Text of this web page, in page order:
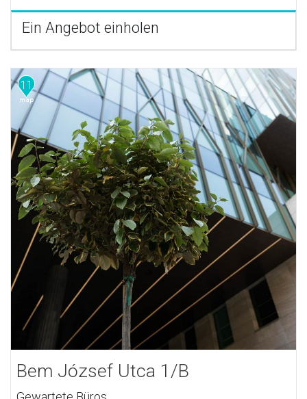
Ein Angebot einholen
11
Bem József Utca 1/B